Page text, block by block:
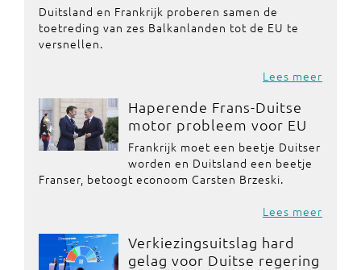
Duitsland en Frankrijk proberen samen de
toetreding van zes Balkanlanden tot de EU te
versnellen.
Lees meer
Haperende Frans-Duitse
motor probleem voor EU
Frankrijk moet een beetje Duitser
worden en Duitsland een beetje
Franser, betoogt econoom Carsten Brzeski.
Lees meer
Verkiezingsuitslag hard
gelag voor Duitse regering